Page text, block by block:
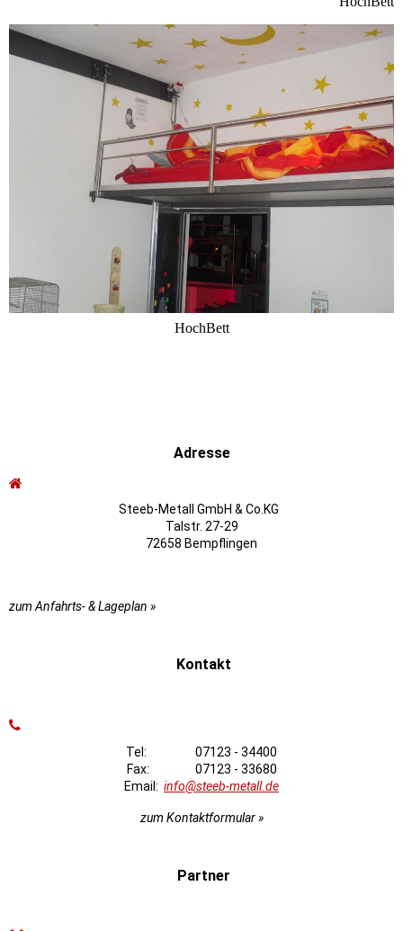
HochBett
Adresse
Steeb-Metall GmbH & Co.KG
Talstr. 27-29
72658 Bempflingen
zum Anfahrts- & Lageplan »
Kontakt
Tel: 07123 - 34400
Fax: 07123 - 33680
Email: info@steeb-metall.de
zum Kontaktformular »
Partner